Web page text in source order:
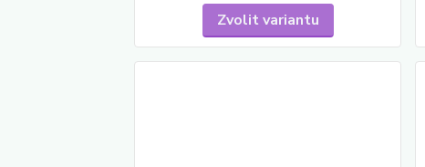
Zvolit variantu